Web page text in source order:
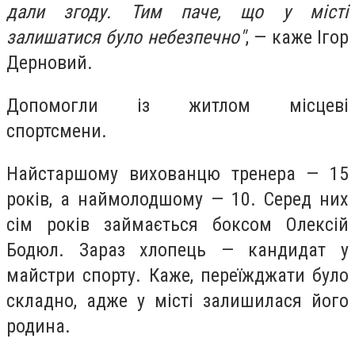
дали згоду. Тим паче, що у місті
залишатися було небезпечно", — каже Ігор
Дерновий.
Допомогли із житлом місцеві
спортсмени.
Найстаршому вихованцю тренера — 15
років, а наймолодшому — 10. Серед них
сім років займається боксом Олексій
Бодюл. Зараз хлопець — кандидат у
майстри спорту. Каже, переїжджати було
складно, адже у місті залишилася його
родина.